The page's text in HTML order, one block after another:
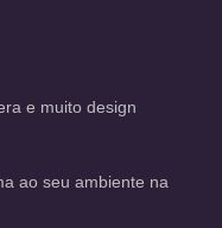
e muito design
ao seu ambiente na